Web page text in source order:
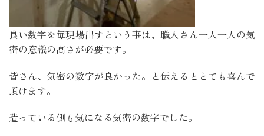
良い数字を毎現場出すという事は、職人さん一人一人の気
密の意識の高さが必要です。
皆さん、気密の数字が良かった。と伝えるととても喜んで
頂けます。
造っている側も気になる気密の数字でした。